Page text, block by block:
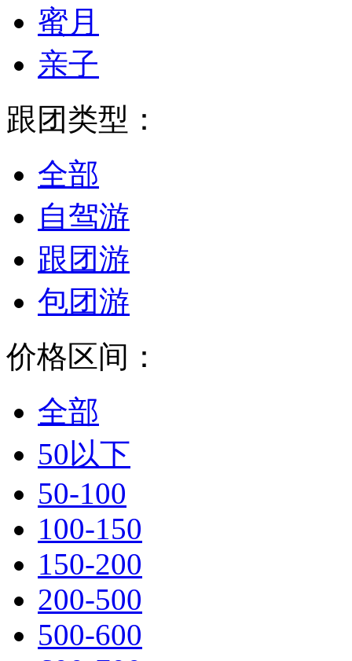
蜜月
亲子
跟团类型：
全部
自驾游
跟团游
包团游
价格区间：
全部
50以下
50-100
100-150
150-200
200-500
500-600